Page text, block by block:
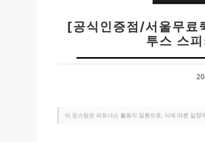
[공식인증점/서울무
투스 스
이 포스팅은 파트너스 활동의 일환으로, 이에 따른 일정